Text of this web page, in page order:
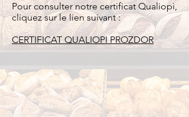
Pour consulter notre certificat Qualiopi,
cliquez sur le lien suivant :
CERTIFICAT QUALIOPI PROZDOR